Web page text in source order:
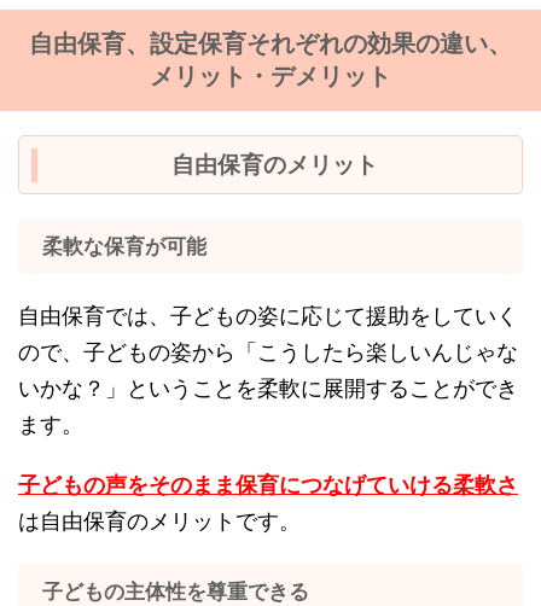
自由保育、設定保育それぞれの効果の違い、
メリット・デメリット
自由保育のメリット
柔軟な保育が可能
自由保育では、子どもの姿に応じて援助をしていく
ので、子どもの姿から「こうしたら楽しいんじゃな
いかな？」ということを柔軟に展開することができ
ます。
子どもの声をそのまま保育につなげていける柔軟さ
は自由保育のメリットです。
子どもの主体性を尊重できる